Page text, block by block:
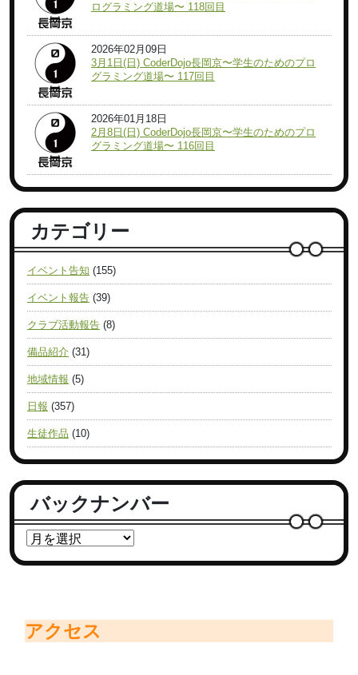
ログラミング道場〜 118回目
2026年02月09日
3月1日(日) CoderDojo長岡京〜学生のためのプロ
グラミング道場〜 117回目
2026年01月18日
2月8日(日) CoderDojo長岡京〜学生のためのプロ
グラミング道場〜 116回目
カテゴリー
イベント告知 (155)
イベント報告 (39)
クラブ活動報告 (8)
備品紹介 (31)
地域情報 (5)
日報 (357)
生徒作品 (10)
バックナンバー
アクセス